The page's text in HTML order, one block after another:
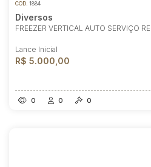
COD. 1884
Diversos
FREEZER VERTICAL AUTO SERVIÇO
Lance Inicial
R$ 5.000,00
0 0 0